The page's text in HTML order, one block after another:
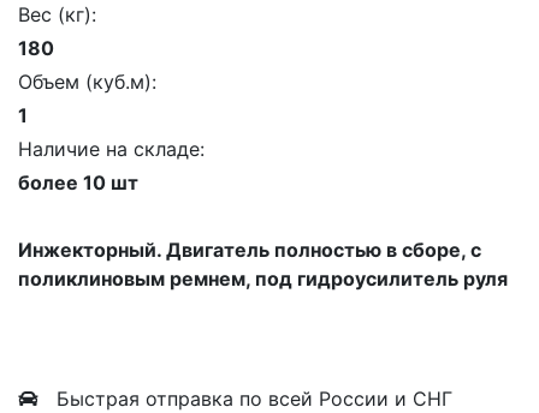
Вес (кг):
180
Объем (куб.м):
1
Наличие на складе:
более 10 шт
Инжекторный. Двигатель полностью в сборе, с
поликлиновым ремнем, под гидроусилитель руля
Быстрая отправка по всей России и СНГ